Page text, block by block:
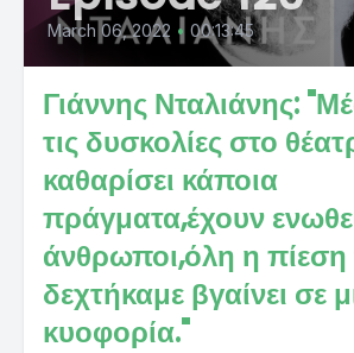
March 06, 2022 • 00:13:45
Γιάννης Νταλιάνης:
τις δυσκολίες στο
καθαρίσει κάποια
πράγματα,έχουν
άνθρωποι,όλη η
δεχτήκαμε βγαίνει σε
κυοφορία."